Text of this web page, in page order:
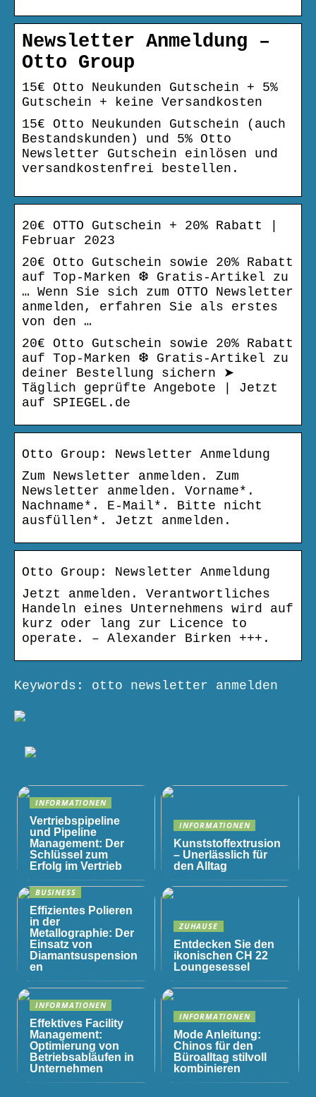
Newsletter Anmeldung –
Otto Group
15€ Otto Neukunden Gutschein + 5%
Gutschein + keine Versandkosten
15€ Otto Neukunden Gutschein (auch
Bestandskunden) und 5% Otto
Newsletter Gutschein einlösen und
versandkostenfrei bestellen.
20€ OTTO Gutschein + 20% Rabatt |
Februar 2023
20€ Otto Gutschein sowie 20% Rabatt
auf Top-Marken ❆ Gratis-Artikel zu
… Wenn Sie sich zum OTTO Newsletter
anmelden, erfahren Sie als erstes
von den …
20€ Otto Gutschein sowie 20% Rabatt
auf Top-Marken ❆ Gratis-Artikel zu
deiner Bestellung sichern ➤
Täglich geprüfte Angebote | Jetzt
auf SPIEGEL.de
Otto Group: Newsletter Anmeldung
Zum Newsletter anmelden. Zum
Newsletter anmelden. Vorname*.
Nachname*. E-Mail*. Bitte nicht
ausfüllen*. Jetzt anmelden.
Otto Group: Newsletter Anmeldung
Jetzt anmelden. Verantwortliches
Handeln eines Unternehmens wird auf
kurz oder lang zur Licence to
operate. – Alexander Birken +++.
Keywords: otto newsletter anmelden
INFORMATIONEN
Vertriebspipeline
und Pipeline
Management: Der
Schlüssel zum
Erfolg im Vertrieb
INFORMATIONEN
Kunststoffextrusion
– Unerlässlich für
den Alltag
BUSINESS
Effizientes Polieren
in der
Metallographie: Der
Einsatz von
Diamantsuspension
en
ZUHAUSE
Entdecken Sie den
ikonischen CH 22
Loungesessel
INFORMATIONEN
Effektives Facility
Management:
Optimierung von
Betriebsabläufen in
Unternehmen
INFORMATIONEN
Mode Anleitung:
Chinos für den
Büroalltag stilvoll
kombinieren